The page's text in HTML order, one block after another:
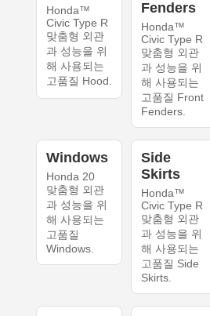
Honda™
Civic Type R
맞춤형 외관
과 성능을 위
해 사용되는
고품질 Hood.
Fenders
Honda™
Civic Type R
맞춤형 외관
과 성능을 위
해 사용되는
고품질 Front
Fenders.
Windows
Honda 20
맞춤형 외관
과 성능을 위
해 사용되는
고품질
Windows.
Side
Skirts
Honda™
Civic Type R
맞춤형 외관
과 성능을 위
해 사용되는
고품질 Side
Skirts.